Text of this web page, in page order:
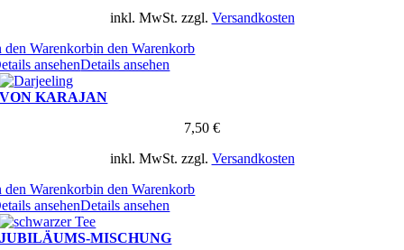
inkl. MwSt. zzgl. Versandkosten
den Warenkorbin den Warenkorb
ansehenDetails ansehen
VON KARAJAN
7,50 €
inkl. MwSt. zzgl. Versandkosten
den Warenkorbin den Warenkorb
ansehenDetails ansehen
JUBILÄUMS-MISCHUNG